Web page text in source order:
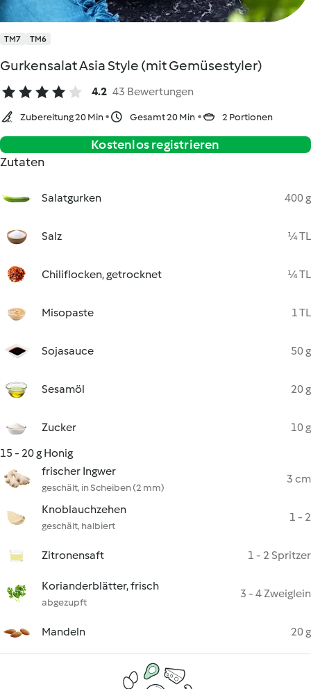
TM7 TM6
Gurkensalat Asia Style (mit Gemüsestyler)
4.2 43 Bewertungen
Zubereitung 20 Min Gesamt 20 Min 2 Portionen
Kostenlos registrieren
Zutaten
Salatgurken 400 g
Salz ¼ TL
Chiliflocken, getrocknet ¼ TL
Misopaste 1 TL
Sojasauce 50 g
Sesamöl 20 g
Zucker
10 g
15 - 20 g Honig
frischer Ingwer
geschält, in Scheiben (2 mm)
3 cm
Knoblauchzehen
geschält, halbiert
1 - 2
Zitronensaft 1 - 2 Spritzer
Korianderblätter, frisch
abgezupft
3 - 4 Zweiglein
Mandeln 20 g